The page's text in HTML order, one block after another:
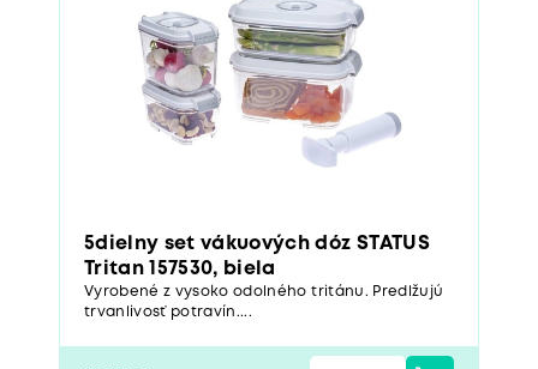
5dielny set vákuových dóz STATUS
Tritan 157530, biela
Vyrobené z vysoko odolného tritánu. Predlžujú
trvanlivosť potravín....